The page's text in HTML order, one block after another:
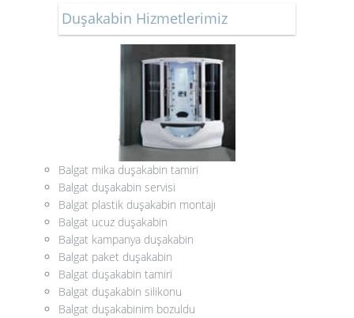
Duşakabin Hizmetlerimiz
Balgat mika duşakabin tamiri
Balgat duşakabin servisi
Balgat plastik duşakabin montajı
Balgat ucuz duşakabin
Balgat kampanya duşakabin
Balgat paket duşakabin
Balgat duşakabin tamiri
Balgat duşakabin silikonu
Balgat duşakabinim bozuldu